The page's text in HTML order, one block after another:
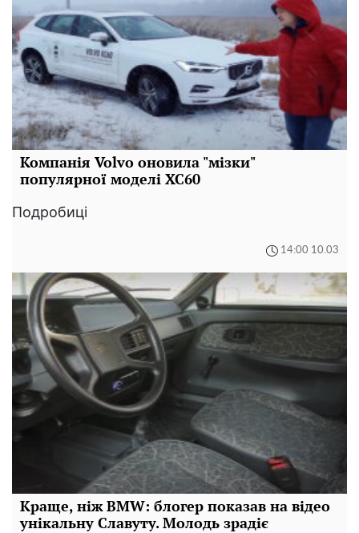
Компанія Volvo оновила "мізки"
популярної моделі XC60
Подробиці
14:00 10.03
Краще, ніж BMW: блогер показав на відео
унікальну Славуту. Молодь зрадіє